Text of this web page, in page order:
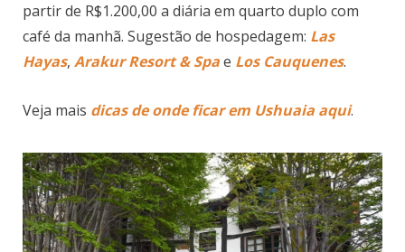
partir de R$1.200,00 a diária em quarto duplo com
café da manhã. Sugestão de hospedagem: Las
Hayas, Arakur Resort & Spae Los Cauquenes.
Veja mais dicas de onde ficar em Ushuaia aqui.